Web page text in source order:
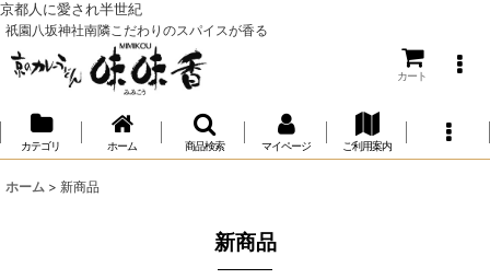
京都人に愛され半世紀
祇園八坂神社南隣こだわりのスパイスが香る
カート
カテゴリ ホーム 商品検索 マイページ ご利用案内
ホーム > 新商品
新商品